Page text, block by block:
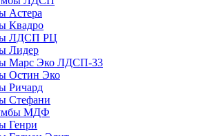
Астера
Квадро
ЛДСП РЦ
Лидер
Марс Эко ЛДСП-33
Остин Эко
Ричард
Стефани
МДФ
Генри